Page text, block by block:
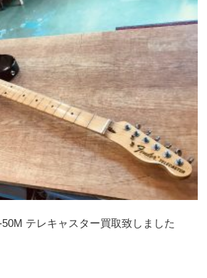
テレキャスター買取致しました